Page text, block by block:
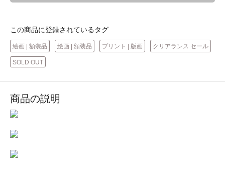
この商品に登録されているタグ
絵画 | 額装品 絵画 | 額装品 プリント | 版画 クリアランス セール
SOLD OUT
商品の説明